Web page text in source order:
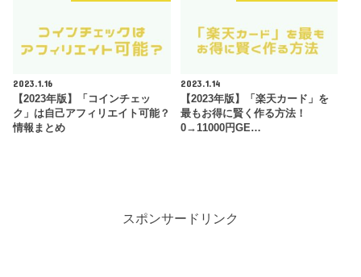
2023.1.16
【2023年版】「コインチェッ
ク」は自己アフィリエイト可能？
情報まとめ
2023.1.14
【2023年版】「楽天カード」を
最もお得に賢く作る方法！
0→11000円GE…
スポンサードリンク